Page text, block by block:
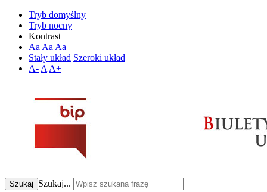
Tryb domyślny
Tryb nocny
Kontrast
Aa Aa Aa
Stały układ Szeroki układ
A- A A+
Szukaj Szukaj...